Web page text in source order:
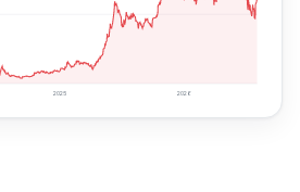
2025 2026